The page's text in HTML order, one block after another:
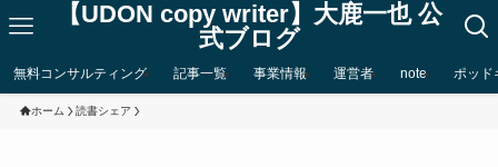
【UDON copy writer】大鹿一也 公
式ブログ
無料コンサルティング 記事一覧 事業情報 運営者 note ポッド
ホーム 読書シェア